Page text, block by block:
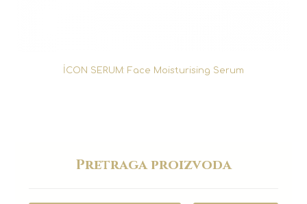
İCON SERUM: Face Moisturising Serum
Pretraga proizvoda